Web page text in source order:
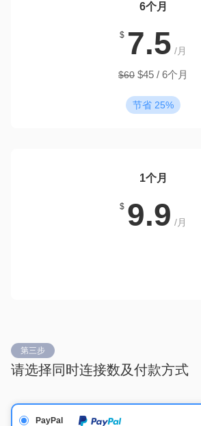
6个月
$ 7.5 /月
$60 $45 / 6个月
节省 25%
1个月
$ 9.9 /月
第三步
请选择同时连接数及付款方式
PayPal